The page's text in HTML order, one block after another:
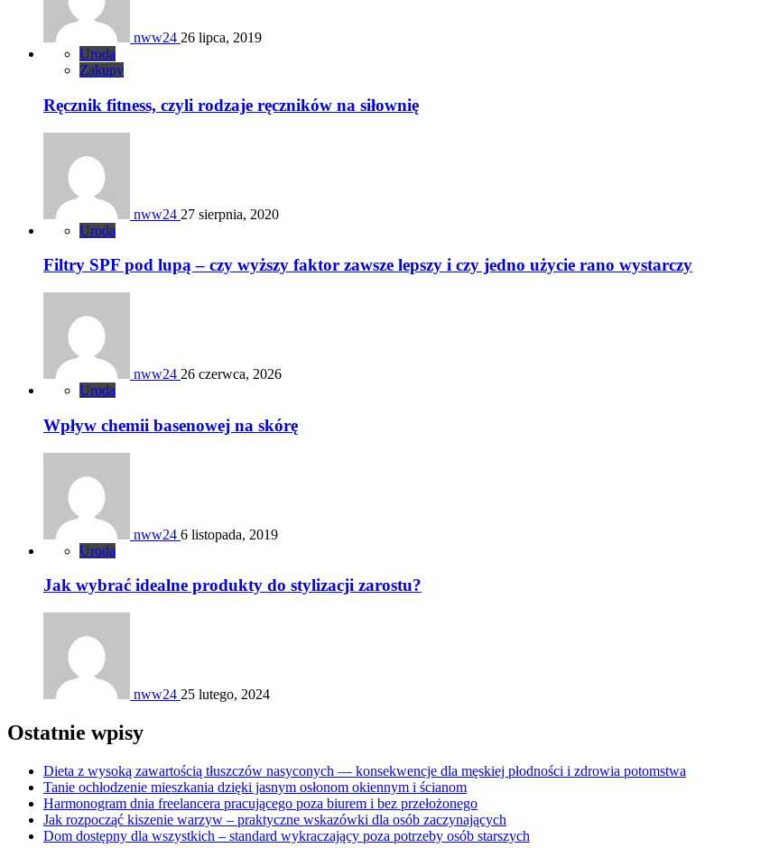
nww24 26 lipca, 2019
Uroda
Zakupy
Ręcznik fitness, czyli rodzaje ręczników na siłownię
nww24 27 sierpnia, 2020
Uroda
Filtry SPF pod lupą – czy wyższy faktor zawsze lepszy i czy jedno użycie rano wystarczy
nww24 26 czerwca, 2026
Uroda
Wpływ chemii basenowej na skórę
nww24 6 listopada, 2019
Uroda
Jak wybrać idealne produkty do stylizacji zarostu?
nww24 25 lutego, 2024
Ostatnie wpisy
Dieta z wysoką zawartością tłuszczów nasyconych — konsekwencje dla męskiej płodności i zdrowia potomstwa
Tanie ochłodzenie mieszkania dzięki jasnym osłonom okiennym i ścianom
Harmonogram dnia freelancera pracującego poza biurem i bez przełożonego
Jak rozpocząć kiszenie warzyw – praktyczne wskazówki dla osób zaczynających
Dom dostępny dla wszystkich – standard wykraczający poza potrzeby osób starszych